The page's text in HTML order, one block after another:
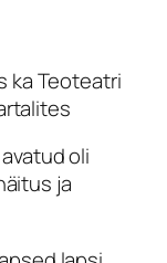
ka Teoteatri
oli
ja